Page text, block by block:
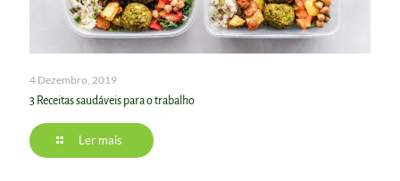
4 Dezembro, 2019
3 Receitas saudáveis para o trabalho
Ler mais